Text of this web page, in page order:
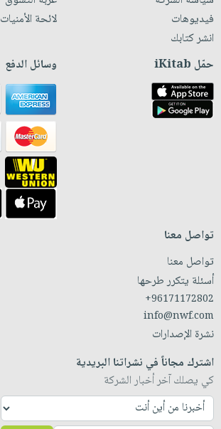
فيديوهات
انشر كتابك
لائحة الأمنيات
حمّل iKitab وسائل الدفع
تواصل معنا
تواصل معنا
أسئلة يتكرر طرحها
+96171172802
info@nwf.com
نشرة الإصدارات
اشترك مجاناً في نشراتنا البريدية
كي يصلك آخر أخبار الشركة